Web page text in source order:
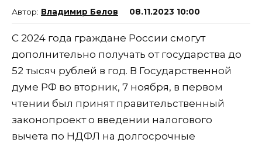
Владимир Белов 08.11.2023 10:00
С 2024 года граждане России смогут
дополнительно получать от государства до
52 тысяч рублей в год. В Государственной
думе РФ во вторник, 7 ноября, в первом
чтении был принят правительственный
законопроект о введении налогового
вычета по НДФЛ на долгосрочные